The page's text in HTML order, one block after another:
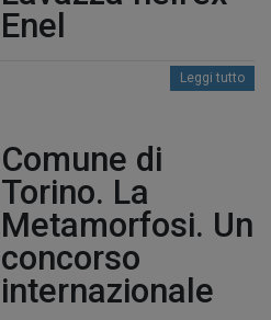
Enel
Leggi tutto
Comune di
Torino. La
Metamorfosi. Un
concorso
internazionale